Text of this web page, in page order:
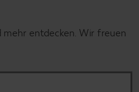
mehr entdecken. Wir freuen